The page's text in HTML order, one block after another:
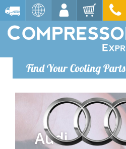
Find Your Cooling Parts
Audi